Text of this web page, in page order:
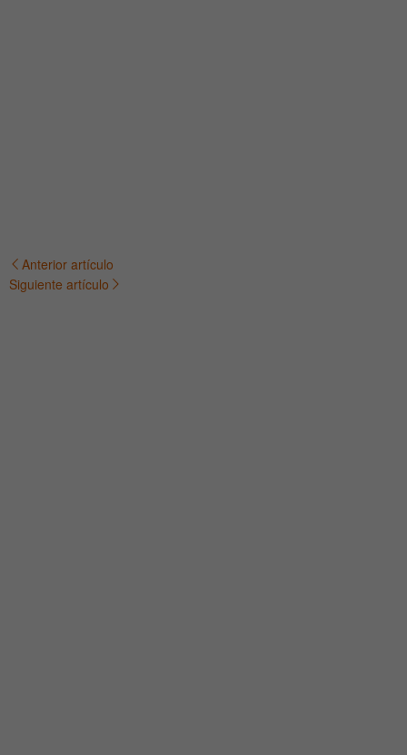
Navegación
Anterior artículo
Siguiente artículo